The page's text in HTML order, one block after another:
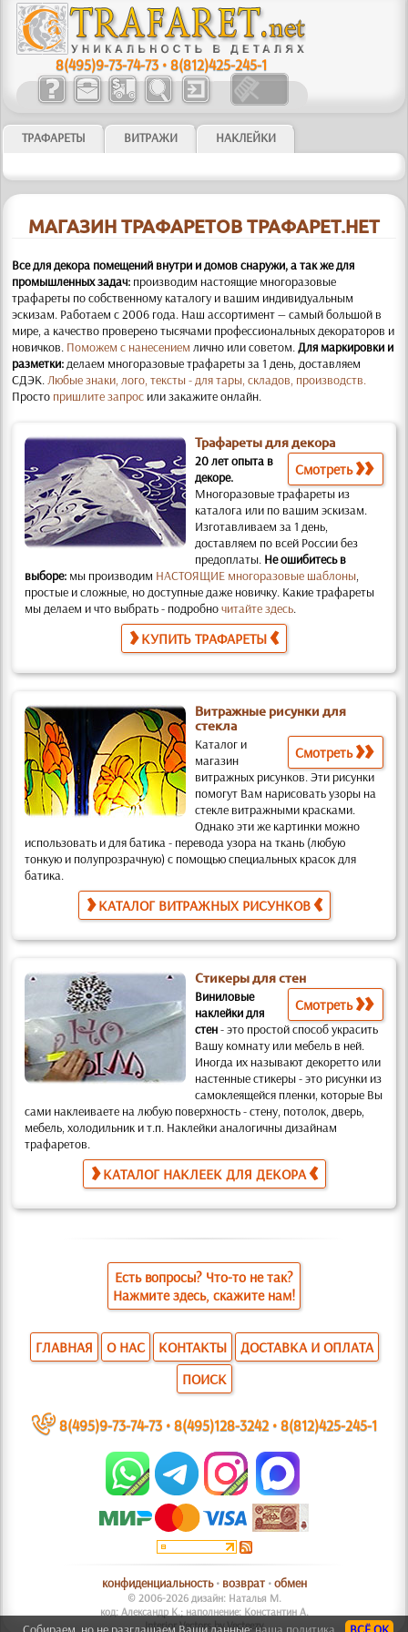
8(495)9-73-74-73 •8(812)425-245-1
ТРАФАРЕТЫ ВИТРАЖИ НАКЛЕЙКИ
МАГАЗИН ТРАФАРЕТОВ ТРАФАРЕТ.НЕТ
Все для декора помещений внутри и домов снаружи, а так же для
промышленных задач: производим настоящие многоразовые
трафареты по собственному каталогу и вашим индивидуальным
эскизам. Работаем с 2006 года. Наш ассортимент — самый большой в
мире, а качество проверено тысячами профессиональных декораторов и
новичков. Поможем с нанесением лично или советом.Для маркировки и
разметки:делаем многоразовые трафареты за 1 день, доставляем
СДЭК.Любые знаки, лого, тексты - для тары, складов, производств.
Просто пришлите запрос или закажите онлайн.
Трафареты для декора
Смотреть
20 лет опыта в
декоре.
Многоразовые трафареты из
каталога или по вашим эскизам.
Изготавливаем за 1 день,
доставляем по всей России без
предоплаты. Не ошибитесь в
выборе: мы производим НАСТОЯЩИЕ многоразовые шаблоны,
простые и слож­ные, но доступные даже новичку. Какие трафареты
мы делаем и что выбрать - подробночитайте здесь.
КУПИТЬ ТРАФАРЕТЫ
Витражные рисунки для
стекла
Смотреть
Каталог и
магазин
витражных рисунков.Эти рисунки
помогут Вам нарисовать узоры на
стекле витражными красками.
Однако эти же картинки можно
использовать и для батика- перевода узора на ткань (любую
тонкую и полупрозрачную) с помощью специальных красок для
батика.
КАТАЛОГ ВИТРАЖНЫХ РИСУНКОВ
Стикеры для стен
Смотреть
Виниловые
наклейки для
стен-это простой способ украсить
Вашу комнату или мебель в ней.
Иногда их называют декоретто или
настенные стикеры -это рисунки из
самоклеящейся пленки, которые Вы
сами наклеиваете на любую поверхность- стену, потолок, дверь,
мебель, холодильник и т.п. Наклейки аналогичны дизайнам
трафаретов.
КАТАЛОГ НАКЛЕЕК ДЛЯ ДЕКОРА
Есть вопросы? Что-то не так?
Нажмите здесь, скажите нам!
ГЛАВНАЯ О НАС КОНТАКТЫ
ДОСТАВКА И ОПЛАТА
ПОИСК
~ 8(495)9-73-74-73•8(495)128-3242•8(812)425-245-1
конфиденциальность• возврат•обмен
© 2006-2026 дизайн: Наталья М.
код: Александр К.; наполнение: Константин А.
Interior Vectors by Vecteezy